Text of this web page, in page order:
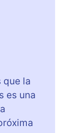
que la
es una